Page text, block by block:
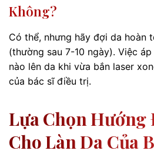
Không?
Có thể, nhưng hãy đợi da hoàn
(thường sau 7-10 ngày). Việc
nào lên da khi vừa bắn laser
của bác sĩ điều trị.
Lựa Chọn
Cho Làn Da Của